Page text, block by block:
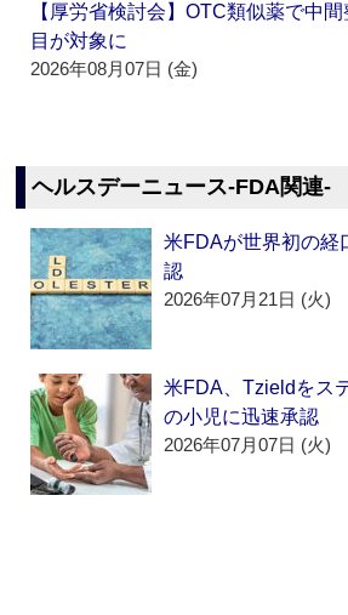
【厚労省検討会】OTC類似薬で中
目が対象に
2026年08月07日 (金)
ヘルスデーニュース‐FDA関連‐
米FDAが世界初の経
認
2026年07月21日 (火)
米FDA、Tzieldをス
の小児に迅速承認
2026年07月07日 (火)